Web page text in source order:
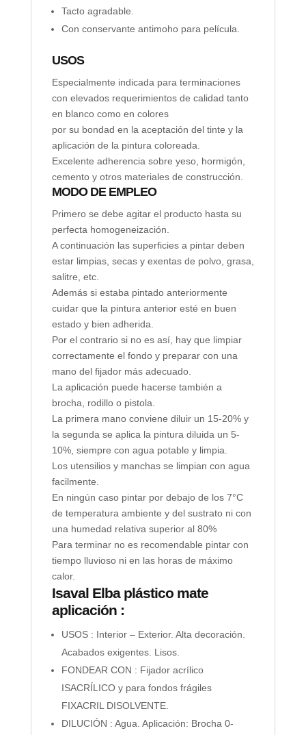
Tacto agradable.
Con conservante antimoho para película.
USOS
Especialmente indicada para terminaciones
con elevados requerimientos de calidad tanto
en blanco como en colores
por su bondad en la aceptación del tinte y la
aplicación de la pintura coloreada.
Excelente adherencia sobre yeso, hormigón,
cemento y otros materiales de construcción.
MODO DE EMPLEO
Primero se debe agitar el producto hasta su
perfecta homogeneización.
A continuación las superficies a pintar deben
estar limpias, secas y exentas de polvo, grasa,
salitre, etc.
Además si estaba pintado anteriormente
cuidar que la pintura anterior esté en buen
estado y bien adherida.
Por el contrario si no es así, hay que limpiar
correctamente el fondo y preparar con una
mano del fijador más adecuado.
La aplicación puede hacerse también a
brocha, rodillo o pistola.
La primera mano conviene diluir un 15-20% y
la segunda se aplica la pintura diluida un 5-
10%, siempre con agua potable y limpia.
Los utensilios y manchas se limpian con agua
facilmente.
En ningún caso pintar por debajo de los 7°C
de temperatura ambiente y del sustrato ni con
una humedad relativa superior al 80%
Para terminar no es recomendable pintar con
tiempo lluvioso ni en las horas de máximo
calor.
Isaval Elba plástico mate
aplicación :
USOS : Interior – Exterior. Alta decoración.
Acabados exigentes. Lisos.
FONDEAR CON : Fijador acrílico
ISACRÍLICO y para fondos frágiles
FIXACRIL DISOLVENTE.
DILUCIÓN : Agua. Aplicación: Brocha 0-